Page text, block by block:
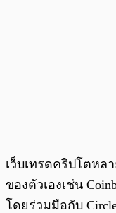
เว็บเทรดคริปโตหล
ของตัวเองเช่น
โดยร่วมมือกับ